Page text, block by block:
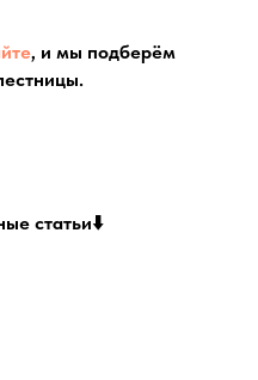
, и мы подберём
статьи⬇️